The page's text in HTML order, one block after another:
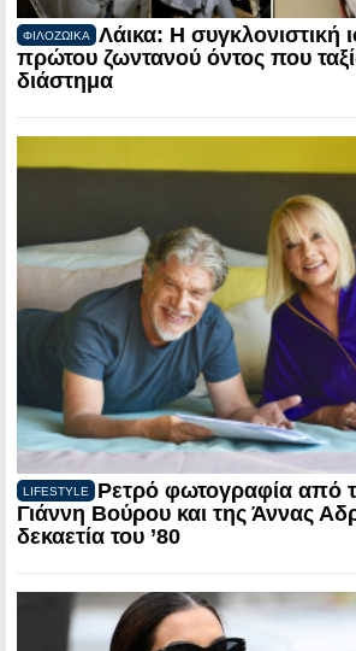
ΦΙΛΟΖΩΙΚΑ
Λάικα: Η συγκλονιστική
πρώτου ζωντανού όντος που
διάστημα
LIFESTYLE
Ρετρό φωτογραφία από
Γιάννη Βούρου και της Άννας
δεκαετία του ’80